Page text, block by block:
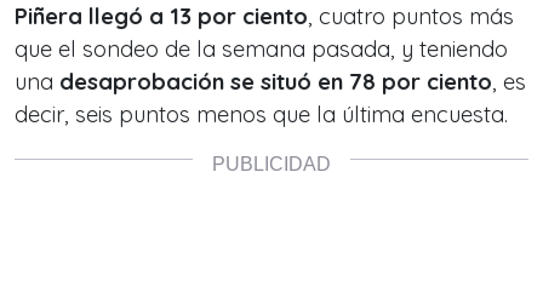
Piñera llegó a 13 por ciento, cuatro puntos más
que el sondeo de la semana pasada, y teniendo
una desaprobación se situó en 78 por ciento, es
decir, seis puntos menos que la última encuesta.